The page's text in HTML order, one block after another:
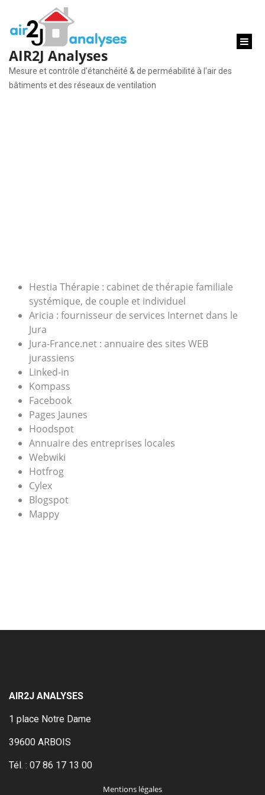
AIR2J Analyses
Mesure et contrôle d'étanchéité & de perméabilité à l'air des
bâtiments et des réseaux de ventilation
Liens recommandés
Hestia Thérapie : cabinet de thérapie familiale
systémique, de couple et individuel
Aricia : fournisseur de services Internet dans le
Jura
Jura-France.net : annuaire des sites WEB
jurassiens
Linked-in
Kompass
Facebook
Pages Jaunes
Hoodspot
Annuaire des entreprises locales
Webwiki
Hotfrog
Cylex
Blogspot
Mappy
AIR2J ANALYSES
1 place Notre Dame
39600 ARBOIS
Tél. : 07 86 17 13 00
Mentions légales